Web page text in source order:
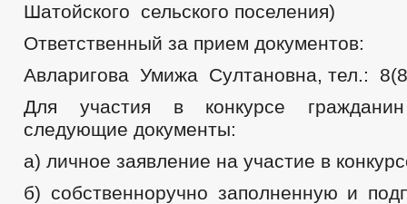
Шатойского сельского поселения)
Ответственный за прием документов:
Авларигова Умижа Султановна, тел.:
Для участия в конкурсе гражданин
следующие документы:
а) личное заявление на участие в
б) собственноручно заполненную и